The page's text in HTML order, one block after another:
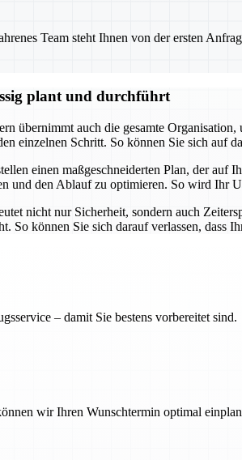
Team steht Ihnen von der ersten
plant und durchführt
übernimmt auch die gesamte
einzelnen Schritt. So können Sie sich auf
einen maßgeschneiderten Plan, der
und den Ablauf zu optimieren. So wird Ihr
nicht nur Sicherheit, sondern auch
So können Sie sich darauf verlassen,
– damit Sie bestens vorbereitet sind.
wir Ihren Wunschtermin optimal